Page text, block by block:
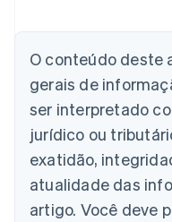
O conteúdo deste
gerais de
ser interpretado
jurídico ou
exatidão,
atualidade das
artigo. Você deve
Austrália
Áustria
DeutschEnglish
Bélgica
Brasil
PortuguêsEnglish
Bulgária
English